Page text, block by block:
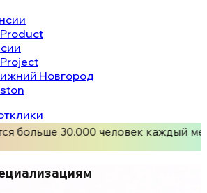
Новгород
больше 30.000 человек каждый